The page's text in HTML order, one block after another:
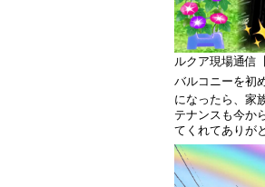
ルクア現場通信
バルコニーを初
になったら、家
テナンスも今か
てくれてありが